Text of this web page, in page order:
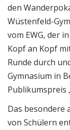
den
Wüstenfeld-
vom EWG, der
Kopf an Kopf
Runde durch
Gymnasium in
Publikumspreis
Das besondere
von Schülern